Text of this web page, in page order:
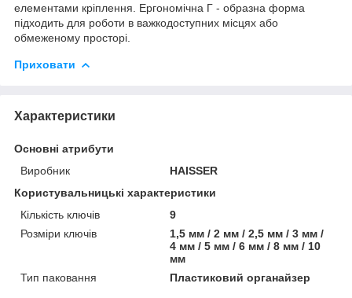
елементами кріплення. Ергономічна Г - образна форма
підходить для роботи в важкодоступних місцях або
обмеженому просторі.
Приховати
Характеристики
Основні атрибути
Виробник
HAISSER
Користувальницькі характеристики
Кількість ключів
9
Розміри ключів
1,5 мм / 2 мм / 2,5 мм / 3 мм /
4 мм / 5 мм / 6 мм / 8 мм / 10
мм
Тип паковання
Пластиковий органайзер